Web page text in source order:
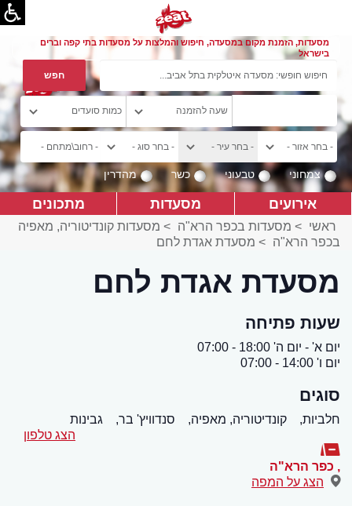
מסעדות, הזמנת מקום במסעדה, חיפוש והמלצות על מסעדות בתי קפה וברים
בישראל
צמחוני טבעוני כשר מהדרין
אירועים מסעדות מתכונים
ראשי > מסעדות בכפר הרא"ה > מסעדות קונדיטוריה, מאפיה
בכפר הרא"ה > מסעדת אגדת לחם
מסעדת אגדת לחם
שעות פתיחה
יום א' - יום ה' 18:00 - 07:00
יום ו' 14:00 - 07:00
סוגים
חלביות, קונדיטוריה, מאפיה, סנדוויץ' בר,
גבינות
הצג טלפון
, כפר הרא"ה
הצג על המפה